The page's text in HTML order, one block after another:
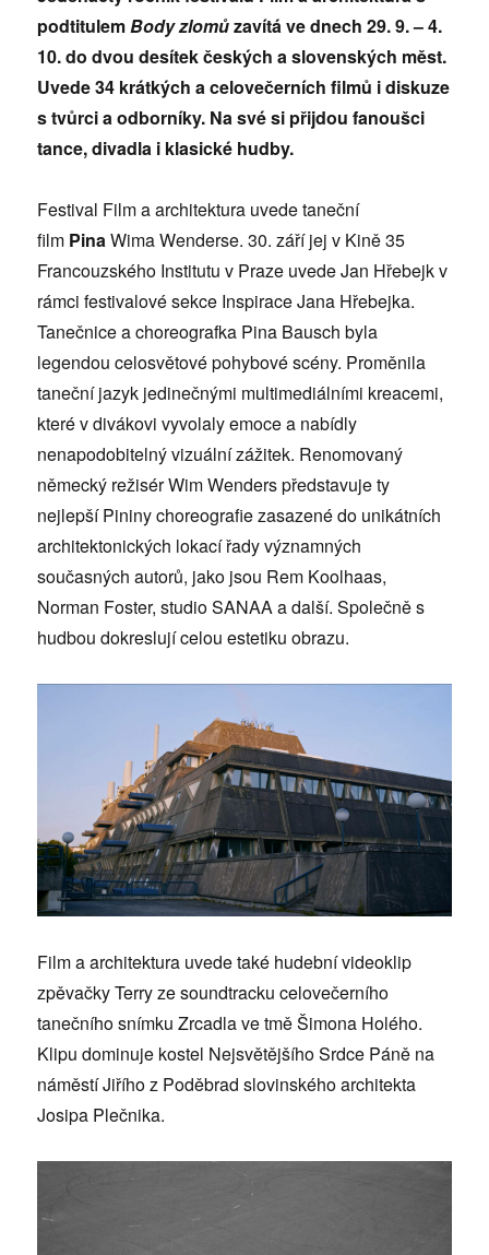
podtitulemBody zlomůzavítá ve dnech 29. 9. – 4.
10. do dvou desítek českých a slovenských měst.
Uvede 34 krátkých a celovečerních filmů i diskuze
s tvůrci a odborníky. Na své si přijdou fanoušci
tance, divadla i klasické hudby.
Festival Film a architektura uvede taneční
film PinaWima Wenderse. 30. září jej v Kině 35
Francouzského Institutu v Praze uvede Jan Hřebejk v
rámci festivalové sekce Inspirace Jana Hřebejka.
Tanečnice a choreografka Pina Bausch byla
legendou celosvětové pohybové scény. Proměnila
taneční jazyk jedinečnými multimediálními kreacemi,
které v divákovi vyvolaly emoce a nabídly
nenapodobitelný vizuální zážitek. Renomovaný
německý režisér Wim Wenders představuje ty
nejlepší Pininy choreografie zasazené do unikátních
architektonických lokací řady významných
současných autorů, jako jsou Rem Koolhaas,
Norman Foster, studio SANAA a další. Společně s
hudbou dokreslují celou estetiku obrazu.
Film a architektura uvede také hudební videoklip
zpěvačky Terry ze soundtracku celovečerního
tanečního snímku Zrcadla ve tmě Šimona Holého.
Klipu dominuje kostel Nejsvětějšího Srdce Páně na
náměstí Jiřího z Poděbrad slovinského architekta
Josipa Plečnika.